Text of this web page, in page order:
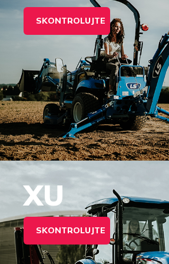
SKONTROLUJTE
XU
SKONTROLUJTE